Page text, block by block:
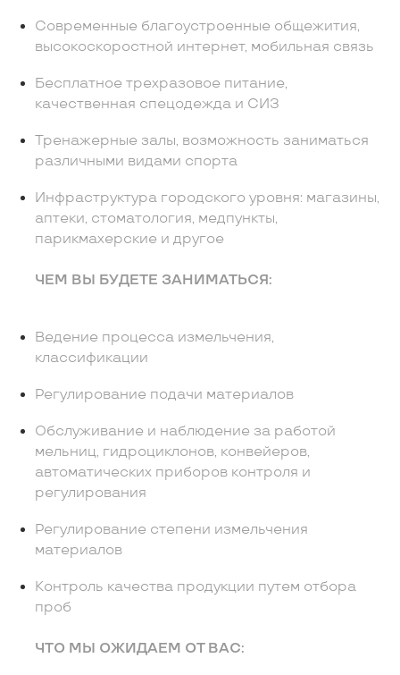
Современные благоустроенные общежития,
высокоскоростной интернет, мобильная связь
Бесплатное трехразовое питание,
качественная спецодежда и СИЗ
Тренажерные залы, возможность заниматься
различными видами спорта
Инфраструктура городского уровня: магазины,
аптеки, стоматология, медпункты,
парикмахерские и другое
ЧЕМ ВЫ БУДЕТЕ ЗАНИМАТЬСЯ:
Ведение процесса измельчения,
классификации
Регулирование подачи материалов
Обслуживание и наблюдение за работой
мельниц, гидроциклонов, конвейеров,
автоматических приборов контроля и
регулирования
Регулирование степени измельчения
материалов
Контроль качества продукции путем отбора
проб
ЧТО МЫ ОЖИДАЕМ ОТ ВАС: